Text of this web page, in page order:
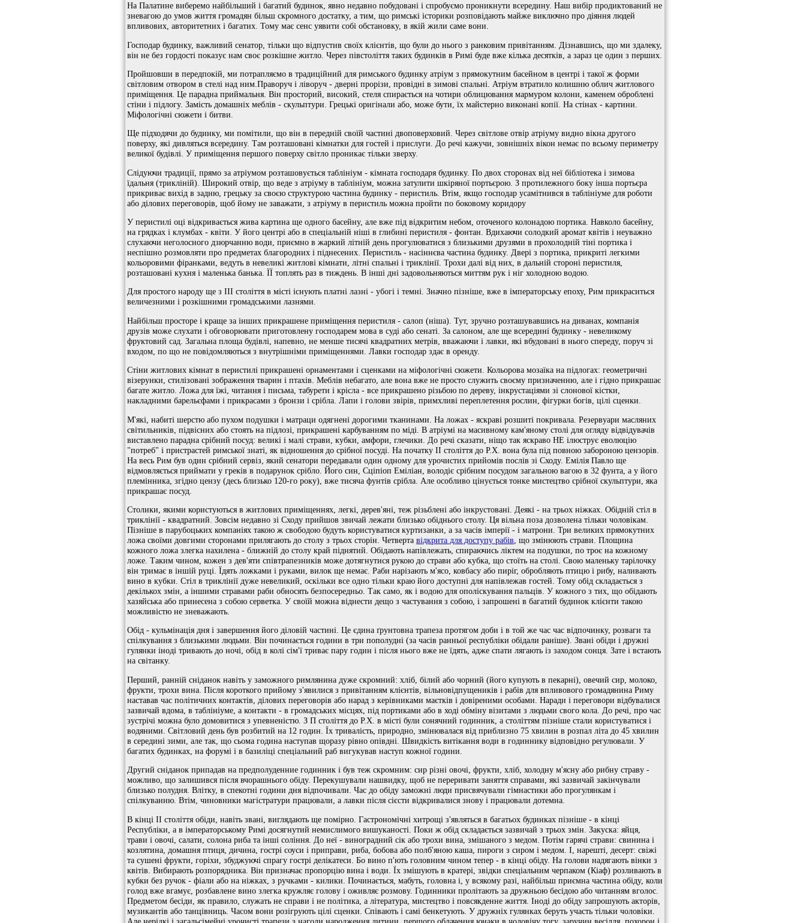
На Палатине виберемо найбільший і багатий будинок, явно недавно побудовані і спробуємо проникнути всередину. Наш вибір продиктований не
зневагою до умов життя громадян більш скромного достатку, а тим, що римські історики розповідають майже виключно про діяння людей
впливових, авторитетних і багатих. Тому має сенс уявити собі обстановку, в якій жили саме вони.
Господар будинку, важливий сенатор, тільки що відпустив своїх клієнтів, що були до нього з ранковим привітанням. Дізнавшись, що ми здалеку,
він не без гордості показує нам своє розкішне житло. Через півстоліття таких будинків в Римі буде вже кілька десятків, а зараз це один з перших.
Пройшовши в передпокій, ми потрапляємо в традиційний для римського будинку атріум з прямокутним басейном в центрі і такої ж форми
світловим отвором в стелі над ним.Праворуч і ліворуч - дверні прорізи, провідні в зимові спальні. Атріум втратило колишню облич житлового
приміщення. Це парадна приймальня. Він просторий, високий, стеля спирається на чотири облицювання мармуром колони, каменем оброблені
стіни і підлогу. Замість домашніх меблів - скульптури. Грецькі оригінали або, може бути, їх майстерно виконані копії. На стінах - картини.
Міфологічні сюжети і битви.
Ще підходячи до будинку, ми помітили, що він в передній своїй частині двоповерховий. Через світлове отвір атріуму видно вікна другого
поверху, які дивляться всередину. Там розташовані кімнатки для гостей і прислуги. До речі кажучи, зовнішніх вікон немає по всьому периметру
великої будівлі. У приміщення першого поверху світло проникає тільки зверху.
Слідуючи традиції, прямо за атріумом розташовується таблініум - кімната господаря будинку. По двох сторонах від неї бібліотека і зимова
їдальня (трикліній). Широкий отвір, що веде з атріуму в таблініум, можна затулити шкіряної портьєрою. З протилежного боку інша портьєра
прикриває вихід в задню, грецьку за своєю структурою частина будинку - перистиль. Втім, якщо господар усамітнився в таблініуме для роботи
або ділових переговорів, щоб йому не заважати, з атріуму в перистиль можна пройти по боковому коридору
У перистилі оці відкривається жива картина ще одного басейну, але вже під відкритим небом, оточеного колонадою портика. Навколо басейну,
на грядках і клумбах - квіти. У його центрі або в спеціальній ніші в глибині перистиля - фонтан. Вдихаючи солодкий аромат квітів і неуважно
слухаючи неголосного дзюрчанню води, приємно в жаркий літній день прогулюватися з близькими друзями в прохолодній тіні портика і
неспішно розмовляти про предметах благородних і піднесених. Перистиль - насіннєва частина будинку. Двері з портика, прикриті легкими
кольоровими фіранками, ведуть в невеликі житлові кімнати, літні спальні і триклінії. Трохи далі від них, в дальній стороні перистиля,
розташовані кухня і маленька банька. ЇЇ топлять раз в тиждень. В інші дні задовольняються миттям рук і ніг холодною водою.
Для простого народу ще з III століття в місті існують платні лазні - убогі і темні. Значно пізніше, вже в імператорську епоху, Рим прикраситься
величезними і розкішними громадськими лазнями.
Найбільш просторе і краще за інших прикрашене приміщення перистиля - салоп (ніша). Тут, зручно розташувавшись на диванах, компанія
друзів може слухати і обговорювати приготовлену господарем мова в суді або сенаті. За салоном, але ще всередині будинку - невеликому
фруктовий сад. Загальна площа будівлі, напевно, не менше тисячі квадратних метрів, вважаючи і лавки, які вбудовані в нього спереду, поруч зі
входом, по що не повідомляються з внутрішніми приміщеннями. Лавки господар здає в оренду.
Стіни житлових кімнат в перистилі прикрашені орнаментами і сценками на міфологічні сюжети. Кольорова мозаїка на підлогах: геометричні
візерунки, стилізовані зображення тварин і птахів. Меблів небагато, але вона вже не просто служить своєму призначенню, але і гідно прикрашає
багате житло. Ложа для їжі, читання і письма, табурети і крісла - все прикрашено різьбою по дереву, інкрустаціями зі слонової кістки,
накладними барельєфами і прикрасами з бронзи і срібла. Лапи і голови звірів, примхливі переплетення рослин, фігурки богів, цілі сценки.
М'які, набиті шерстю або пухом подушки і матраци одягнені дорогими тканинами. На ложах - яскраві розшиті покривала. Резервуари масляних
світильників, підвісних або стоять на підлозі, прикрашені карбуванням по міді. В атріумі на масивному кам'яному столі для огляду відвідувачів
виставлено парадна срібний посуд: великі і малі страви, кубки, амфори, глечики. До речі сказати, ніщо так яскраво НЕ ілюструє еволюцію
"потреб" і пристрастей римської знаті, як відношення до срібної посуді. На початку II століття до Р.Х. вона була під повною забороною цензорів.
На весь Рим був один срібний сервіз, який сенатори передавали один одному для урочистих прийомів послів зі Сходу. Емілія Павло ще
відмовляється приймати у греків в подарунок срібло. Його син, Сціпіоп Еміліан, володіє срібним посудом загальною вагою в 32 фунта, а у його
племінника, згідно цензу (десь близько 120-го року), вже тисяча фунтів срібла. Але особливо цінується тонке мистецтво срібної скульптури, яка
прикрашає посуд.
Столики, якими користуються в житлових приміщеннях, легкі, дерев'яні, теж різьблені або інкрустовані. Деякі - на трьох ніжках. Обідній стіл в
триклінії - квадратний. Зовсім недавно зі Сходу прийшов звичай лежати близько обіднього столу. Ця вільна поза дозволена тільки чоловікам.
Пізніше в парубоцьких компаніях такою ж свободою будуть користуватися куртизанки, а за часів імперії - і матрони. Три великих прямокутних
ложа своїми довгими сторонами прилягають до столу з трьох сторін. Четверта відкрита для доступу рабів , що змінюють страви. Площина
кожного ложа злегка нахилена - ближній до столу край піднятий. Обідають напівлежать, спираючись ліктем на подушки, по троє на кожному
ложе. Таким чином, кожен з дев'яти співтрапезників може дотягнутися рукою до страви або кубка, що стоїть на столі. Свою маленьку тарілочку
він тримає в іншій руці. Їдять ложками і руками, вилок ще немає. Раби нарізають м'ясо, ковбасу або пиріг, обробляють птицю і рибу, наливають
вино в кубки. Стіл в триклінії дуже невеликий, оскільки все одно тільки краю його доступні для напівлежав гостей. Тому обід складається з
декількох змін, а іншими стравами раби обносять безпосередньо. Так само, як і водою для ополіскування пальців. У кожного з тих, що обідають
хазяйська або принесена з собою серветка. У своїй можна віднести дещо з частування з собою, і запрошені в багатий будинок клієнти такою
можливістю не зневажають.
Обід - кульмінація дня і завершення його діловій частині. Це єдина ґрунтовна трапеза протягом доби і в той же час час відпочинку, розваги та
спілкування з близькими людьми. Він починається години в три пополудні (за часів ранньої республіки обідали раніше). Звані обіди і дружні
гулянки іноді тривають до ночі, обід в колі сім'ї триває пару годин і після нього вже не їдять, адже спати лягають із заходом сонця. Зате і встають
на світанку.
Перший, ранній сніданок навіть у заможного римлянина дуже скромний: хліб, білий або чорний (його купують в пекарні), овечий сир, молоко,
фрукти, трохи вина. Після короткого прийому з'явилися з привітанням клієнтів, вільновідпущеників і рабів для впливового громадянина Риму
наставав час політичних контактів, ділових переговорів або нарад з керівниками маєтків і довіреними особами. Наради і переговори відбувалися
зазвичай вдома, в таблініуме, а контакти - в громадських місцях, під портиками або в ході обміну візитами з людьми свого кола. До речі, про час
зустрічі можна було домовитися з упевненістю. З П століття до Р.Х. в місті були сонячний годинник, а століттям пізніше стали користуватися і
водяними. Світловий день був розбитий на 12 годин. Їх тривалість, природно, змінювалася від приблизно 75 хвилин в розпал літа до 45 хвилин
в середині зими, але так, що сьома година наступав щоразу рівно опівдні. Швидкість витікання води в годиннику відповідно регулювали. У
багатих будинках, на форумі і в базиліці спеціальний раб вигукував наступ кожної години.
Другий сніданок припадав на предполуденние годинник і був теж скромним: сир різні овочі, фрукти, хліб, холодну м'ясну або рибну страву -
можливо, що залишився після вчорашнього обіду. Перекушували нашвидку, щоб не переривати заняття справами, які зазвичай закінчували
близько полудня. Влітку, в спекотні години дня відпочивали. Час до обіду заможні люди присвячували гімнастики або прогулянкам і
спілкуванню. Втім, чиновники магістратури працювали, а лавки після сієсти відкривалися знову і працювали дотемна.
В кінці II століття обіди, навіть звані, виглядають ще помірно. Гастрономічні хитрощі з'являться в багатьох будинках пізніше - в кінці
Республіки, а в імператорському Римі досягнутий немислимого вишуканості. Поки ж обід складається зазвичай з трьох змін. Закуска: яйця,
трави і овочі, салати, солона риба та інші соління. До неї - виноградний сік або трохи вина, змішаного з медом. Потім гарячі страви: свинина і
козлятина, домашня птиця, дичина, гострі соуси і приправи, риба, бобова або полб'яною каша, пироги з сиром і медом. І, нарешті, десерт: свіжі
та сушені фрукти, горіхи, збуджуючі спрагу гострі делікатеси. Бо вино п'ють головним чином тепер - в кінці обіду. На голови надягають вінки з
квітів. Вибирають розпорядника. Він призначає пропорцію вина і води. Їх змішують в кратері, звідки спеціальним черпаком (Кіаф) розливають в
кубки без ручок - фіали або на ніжках, з ручками - килики. Починається, мабуть, головна і, у всякому разі, найбільш приємна частина обіду, коли
голод вже вгамує, розбавлене вино злегка кружляє голову і оживляє розмову. Годинники пролітають за дружньою бесідою або читанням вголос.
Предметом бесіди, як правило, служать не справи і не політика, а література, мистецтво і повсякденне життя. Іноді до обіду запрошують акторів,
музикантів або танцівниць. Часом вони розігрують цілі сценки. Співають і самі бенкетують. У дружніх гулянках беруть участь тільки чоловіки.
Але нерідкі і загальсімейні урочисті трапези з нагоди народження дитини, першого облачення юнаки в чоловічу тогу, заручин весілля, похорон і